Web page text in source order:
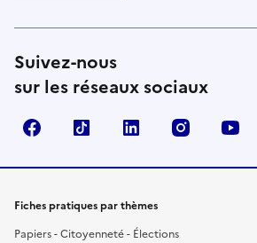
Suivez-nous
sur les réseaux sociaux
FacebookTikTok LinkedIn Instagram
Fiches pratiques par thèmes
Papiers - Citoyenneté - Élections